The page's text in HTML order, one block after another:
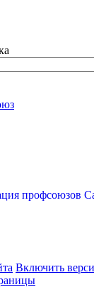
профсоюзов
Включить